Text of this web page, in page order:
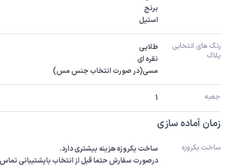
استیل
پلاک
مسی(در صورت انتخاب جنس مس)
جعبه 1
زمان آماده سازی
ساخت یکروزه
درصورت سفارش حتما قبل از انتخاب باپشتیبانی تماس بگیرید